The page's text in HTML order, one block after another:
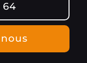
64